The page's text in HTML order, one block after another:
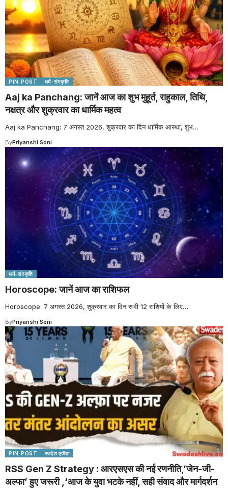
PIN POST धर्म-संस्कृति
Aaj ka Panchang: जानें आज का शुभ मुहूर्त, राहुकाल, तिथि,
नक्षत्र और शुक्रवार का धार्मिक महत्व
Aaj ka Panchang; 7 अगस्त 2026, शुक्रवार का दिन धार्मिक आस्था, शुभ…
ByPriyanshi Soni
धर्म-संस्कृति
Horoscope: जानें आज का राशिफल
Horoscope: 7 अगस्त 2026, शुक्रवार का दिन सभी 12 राशियों के लिए…
ByPriyanshi Soni
PIN POST स्वदेश एजेंडा
RSS Gen Z Strategy : आरएसएस की नई रणनीति,’जेन-जी-
अल्फा’ हुए जरूरी ,‘आज के युवा भटके नहीं, सही संवाद और मार्गदर्शन